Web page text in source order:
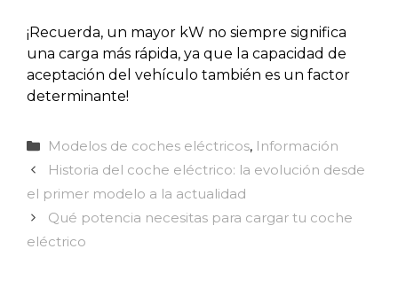
¡Recuerda, un mayor kW no siempre significa
una carga más rápida, ya que la capacidad de
aceptación del vehículo también es un factor
determinante!
Categorías
Modelos de coches eléctricos, Información
Historia del coche eléctrico: la evolución desde
el primer modelo a la actualidad
Qué potencia necesitas para cargar tu coche
eléctrico